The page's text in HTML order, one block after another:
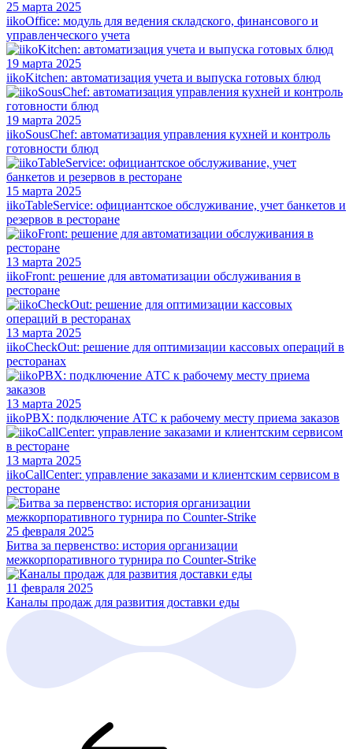
25 марта 2025
iikoOffice: модуль для ведения складского, финансового и
управленческого учета
19 марта 2025
iikoKitchen: автоматизация учета и выпуска готовых блюд
19 марта 2025
iikoSousChef: автоматизация управления кухней и контроль
готовности блюд
15 марта 2025
iikoTableService: официантское обслуживание, учет банкетов и
резервов в ресторане
13 марта 2025
iikoFront: решение для автоматизации обслуживания в
ресторане
13 марта 2025
iikoCheckOut: решение для оптимизации кассовых операций в
ресторанах
13 марта 2025
iikoPBX: подключение АТС к рабочему месту приема заказов
13 марта 2025
iikoCallCenter: управление заказами и клиентским сервисом в
ресторане
25 февраля 2025
Битва за первенство: история организации
межкорпоративного турнира по Counter-Strike
11 февраля 2025
Каналы продаж для развития доставки еды